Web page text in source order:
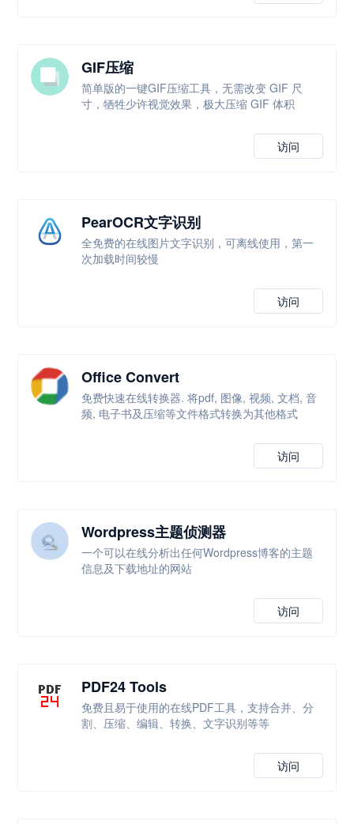
GIF压缩
简单版的一键GIF压缩工具，无需改变 GIF 尺
寸，牺牲少许视觉效果，极大压缩 GIF 体积
访问
PearOCR文字识别
全免费的在线图片文字识别，可离线使用，第一
次加载时间较慢
访问
Office Convert
免费快速在线转换器. 将pdf, 图像, 视频, 文档, 音
频, 电子书及压缩等文件格式转换为其他格式
访问
Wordpress主题侦测器
一个可以在线分析出任何Wordpress博客的主题
信息及下载地址的网站
访问
PDF24 Tools
免费且易于使用的在线PDF工具，支持合并、分
割、压缩、编辑、转换、文字识别等等
访问